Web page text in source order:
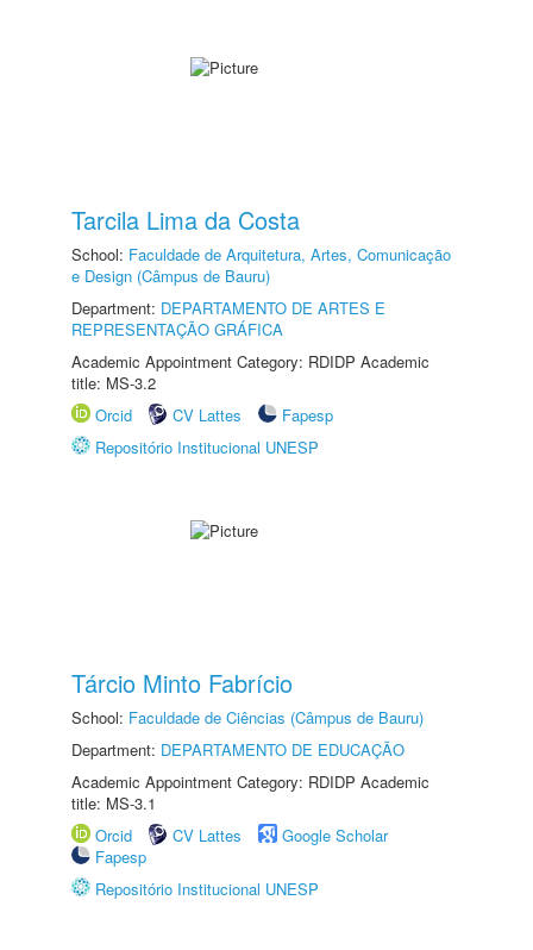
Tarcila Lima da Costa
School: Faculdade de Arquitetura, Artes, Comunicação
e Design (Câmpus de Bauru)
Department: DEPARTAMENTO DE ARTES E
REPRESENTAÇÃO GRÁFICA
Academic Appointment Category: RDIDP Academic
title: MS-3.2
Orcid
CV Lattes
Fapesp
Repositório Institucional UNESP
Tárcio Minto Fabrício
School: Faculdade de Ciências (Câmpus de Bauru)
Department: DEPARTAMENTO DE EDUCAÇÃO
Academic Appointment Category: RDIDP Academic
title: MS-3.1
Orcid
CV Lattes
Google Scholar
Fapesp
Repositório Institucional UNESP